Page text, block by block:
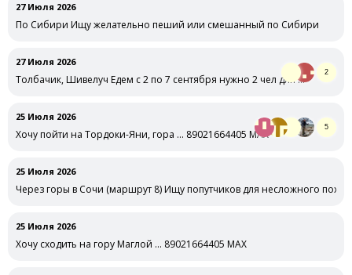
27 Июля 2026
По Сибири Ищу желательно пеший или смешанный по Сибири
27 Июля 2026
Толбачик, Шивелуч Едем с 2 по 7 сентября нужно 2 чел для …
2
25 Июля 2026
Хочу пойти на Тордоки-Яни, гора … 89021664405 MAX
5
25 Июля 2026
Через горы в Сочи (маршрут 8) Ищу попутчиков для несложного
25 Июля 2026
Хочу сходить на гору Маглой … 89021664405 MAX